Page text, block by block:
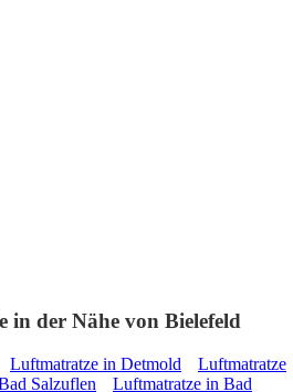
in der Nähe von Bielefeld
Luftmatratze in Detmold
Luftmatratze
Salzuflen
Luftmatratze in Bad